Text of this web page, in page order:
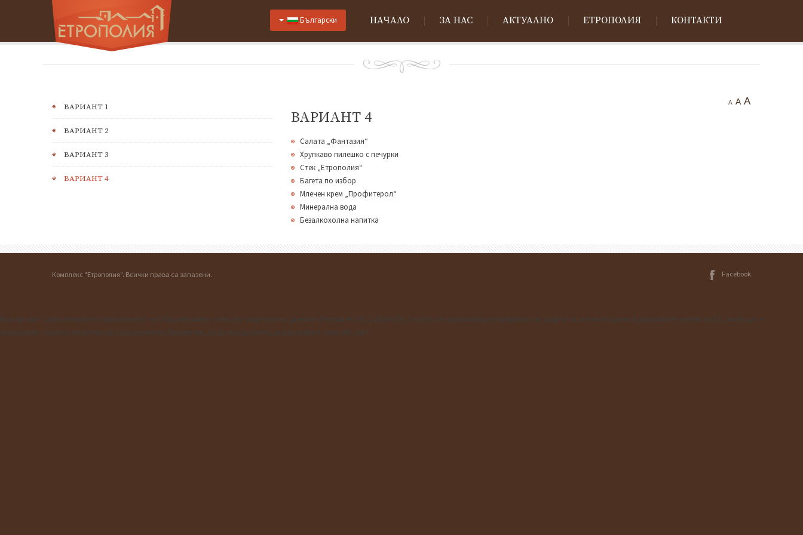
НАЧАЛО ЗА НАС АКТУАЛНО ЕТРОПОЛИЯ КОНТАКТИ
Български
A A A
ВАРИАНТ 4
Салата „Фантазия“
Хрупкаво пилешко с печурки
Стек „Етрополия“
Багета по избор
Mлечен крем „Профитерол“
Минерална вода
Безалкохолна напитка
ВАРИАНТ 1
ВАРИАНТ 2
ВАРИАНТ 3
ВАРИАНТ 4
Комплекс "Етрополия". Всички права са запазени. Facebook
Във връзка с изпълнението и прилагането на Общ регламент относно защитата на данните (Регламент (ЕС) 2016/679), с който се хармонизират правилата за защита на личните данни в държавите-членки на ЕС, моля да се
запознаете с новата политика за съхранение на бисквитки, за да продължите да използвате този уеб сайт.